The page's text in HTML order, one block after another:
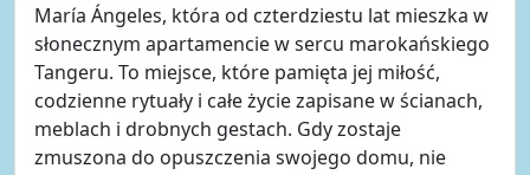
María Ángeles, która od czterdziestu lat mieszka w
słonecznym apartamencie w sercu marokańskiego
Tangeru. To miejsce, które pamięta jej miłość,
codzienne rytuały i całe życie zapisane w ścianach,
meblach i drobnych gestach. Gdy zostaje
zmuszona do opuszczenia swojego domu, nie